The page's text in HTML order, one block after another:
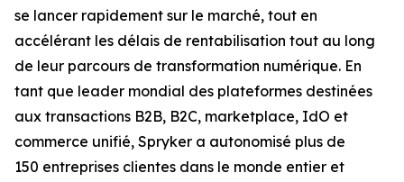
se lancer rapidement sur le marché, tout en
accélérant les délais de rentabilisation tout au long
de leur parcours de transformation numérique. En
tant que leader mondial des plateformes destinées
aux transactions B2B, B2C, marketplace, IdO et
commerce unifié, Spryker a autonomisé plus de
150 entreprises clientes dans le monde entier et